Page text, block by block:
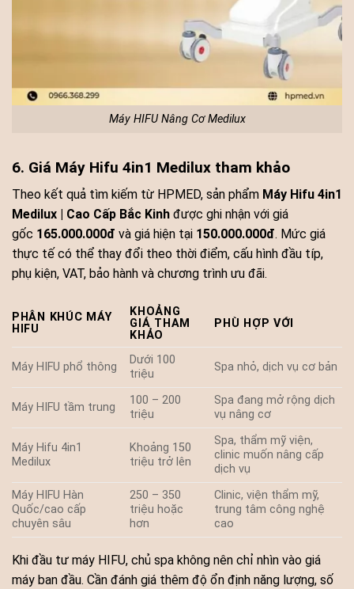
Máy HIFU Nâng Cơ Medilux
6. Giá Máy Hifu 4in1 Medilux tham khảo
Theo kết quả tìm kiếm từ HPMED, sản phẩm Máy Hifu 4in1
Medilux | Cao Cấp Bắc Kinh được ghi nhận với giá
gốc 165.000.000đ và giá hiện tại 150.000.000đ. Mức giá
thực tế có thể thay đổi theo thời điểm, cấu hình đầu típ,
phụ kiện, VAT, bảo hành và chương trình ưu đãi.
PHÂN KHÚC MÁY
HIFU
KHOẢNG
GIÁ THAM
KHẢO
PHÙ HỢP VỚI
Máy HIFU phổ thông
Dưới 100
triệu
Spa nhỏ, dịch vụ cơ bản
Máy HIFU tầm trung
100 – 200
triệu
Spa đang mở rộng dịch
vụ nâng cơ
Máy Hifu 4in1
Medilux
Khoảng 150
triệu trở lên
Spa, thẩm mỹ viện,
clinic muốn nâng cấp
dịch vụ
Máy HIFU Hàn
Quốc/cao cấp
chuyên sâu
250 – 350
triệu hoặc
hơn
Clinic, viện thẩm mỹ,
trung tâm công nghệ
cao
Khi đầu tư máy HIFU, chủ spa không nên chỉ nhìn vào giá
máy ban đầu. Cần đánh giá thêm độ ổn định năng lượng, số